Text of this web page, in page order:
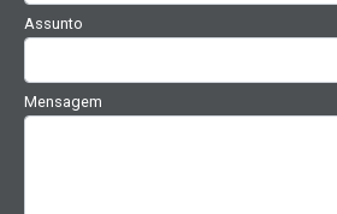
Assunto
Mensagem